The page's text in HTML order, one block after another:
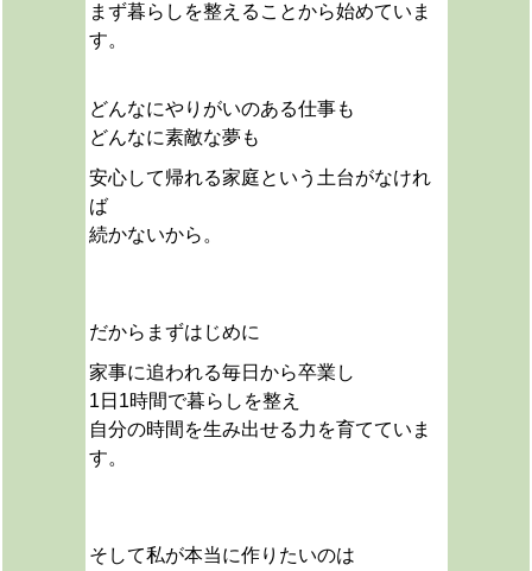
まず暮らしを整えることから始めていま
す。
どんなにやりがいのある仕事も
どんなに素敵な夢も
安心して帰れる家庭という土台がなけれ
ば
続かないから。
だから まずはじめに
家事に追われる毎日から卒業し
1日1時間で暮らしを整え
自分の時間を生み出せる力を育てていま
す。
そして私が本当に作りたいのは